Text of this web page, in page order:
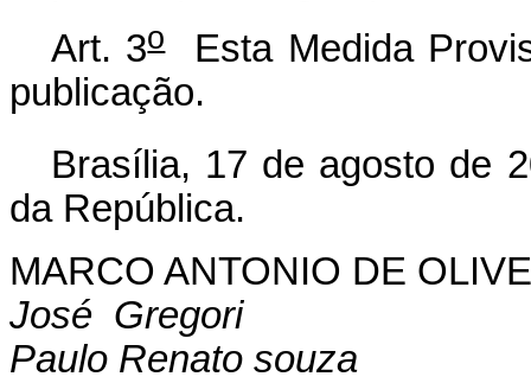
Art. 3oEsta Medida
publicação.
Brasília, 17 de agosto de
da República.
MARCO ANTONIO DE
José Gregori
Paulo Renato souza